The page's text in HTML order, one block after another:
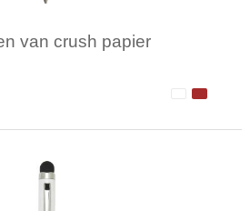
van crush papier
1